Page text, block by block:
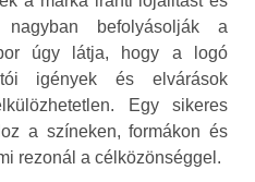
nagyban befolyásolják a
úgy látja, hogy a logó
igények és elvárások
Egy sikeres
a színeken, formákon és
rezonál a célközönséggel.